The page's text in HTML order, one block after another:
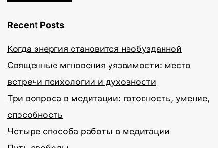
Recent Posts
Когда энергия становится необузданной
Священные мгновения уязвимости: место
встречи психологии и духовности
Три вопроса в медитации: готовность, умение,
способность
Четыре способа работы в медитации